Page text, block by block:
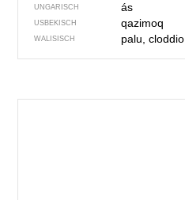
UNGARISCH ás
USBEKISCH qazimoq
WALISISCH palu, cloddio